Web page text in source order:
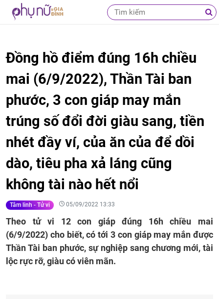
Đồng hồ điểm đúng 16h chiều
mai (6/9/2022), Thần Tài ban
phước, 3 con giáp may mắn
trúng số đổi đời giàu sang, tiền
nhét đầy ví, của ăn của để dồi
dào, tiêu pha xả láng cũng
không tài nào hết nổi
Tâm linh - Tử vi 05/09/2022 13:33
Theo tử vi 12 con giáp đúng 16h chiều mai
(6/9/2022) cho biết, có tới 3 con giáp may mắn được
Thần Tài ban phước, sự nghiệp sang chương mới, tài
lộc rực rỡ, giàu có viên mãn.